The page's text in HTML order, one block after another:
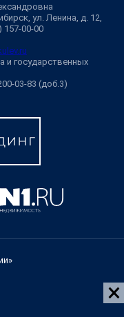
ул. Ленина, д. 12,
157-00-00
и государственных
03-83 (доб.3)